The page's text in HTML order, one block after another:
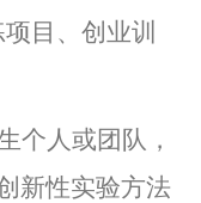
目、创业训
个人或团队，
新性实验方法